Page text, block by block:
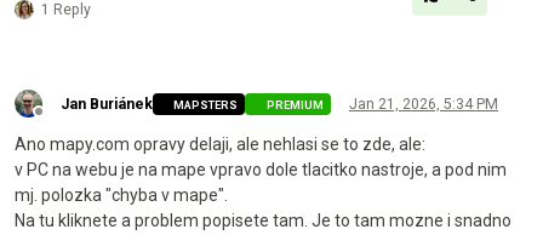
1 Reply
Jan Buriánek MAPSTERS PREMIUM Jan 21, 2026, 5:34 PM
Ano mapy.com opravy delaji, ale nehlasi se to zde, ale:
v PC na webu je na mape vpravo dole tlacitko nastroje, a pod nim
mj. polozka "chyba v mape".
Na tu kliknete a problem popisete tam. Je to tam mozne i snadno